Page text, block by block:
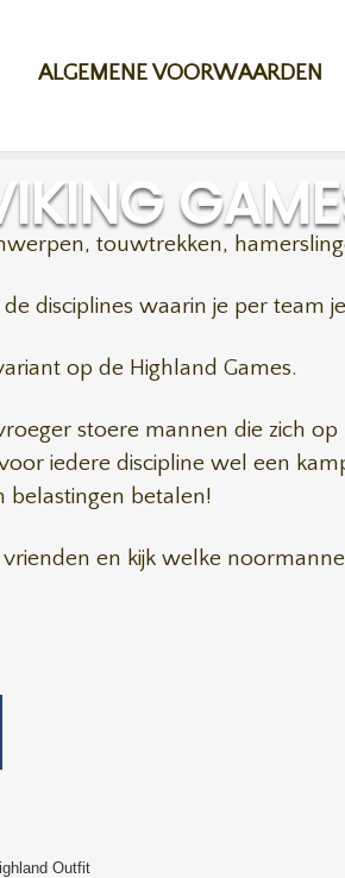
ALGEMENE VOORWAARDEN
touwtrekken,
disciplines waarin je per team
op de Highland Games.
stoere mannen die zich
iedere discipline wel een
belastingen betalen!
en kijk welke
Outfit